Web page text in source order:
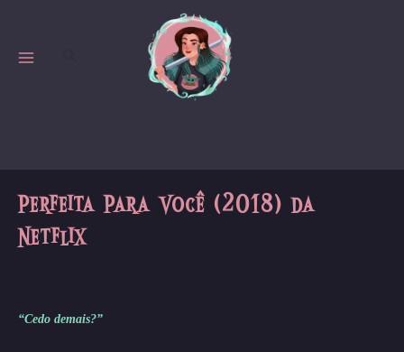
content
Perfeita Para Você (2018) da
Netflix
“Cedo demais?”